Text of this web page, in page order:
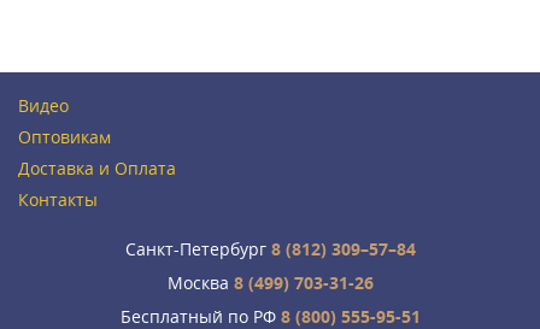
Видео
Оптовикам
Доставка и Оплата
Контакты
Санкт-Петербург8 (812) 309–57–84
Москва 8 (499) 703-31-26
Бесплатный по РФ8 (800) 555-95-51